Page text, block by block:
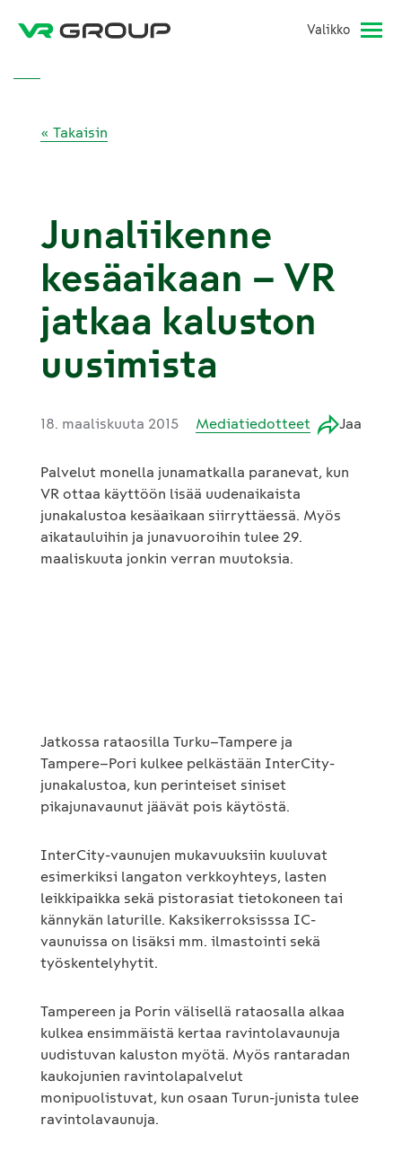
Valikko
« Takaisin
Junaliikenne
kesäaikaan – VR
jatkaa kaluston
uusimista
18. maaliskuuta 2015 Mediatiedotteet Jaa
Palvelut monella junamatkalla paranevat, kun
VR ottaa käyttöön lisää uudenaikaista
junakalustoa kesäaikaan siirryttäessä. Myös
aikatauluihin ja junavuoroihin tulee 29.
maaliskuuta jonkin verran muutoksia.
Jatkossa rataosilla Turku–Tampere ja
Tampere–Pori kulkee pelkästään InterCity-
junakalustoa, kun perinteiset siniset
pikajunavaunut jäävät pois käytöstä.
InterCity-vaunujen mukavuuksiin kuuluvat
esimerkiksi langaton verkkoyhteys, lasten
leikkipaikka sekä pistorasiat tietokoneen tai
kännykän laturille. Kaksikerroksisssa IC-
vaunuissa on lisäksi mm. ilmastointi sekä
työskentelyhytit.
Tampereen ja Porin välisellä rataosalla alkaa
kulkea ensimmäistä kertaa ravintolavaunuja
uudistuvan kaluston myötä. Myös rantaradan
kaukojunien ravintolapalvelut
monipuolistuvat, kun osaan Turun-junista tulee
ravintolavaunuja.